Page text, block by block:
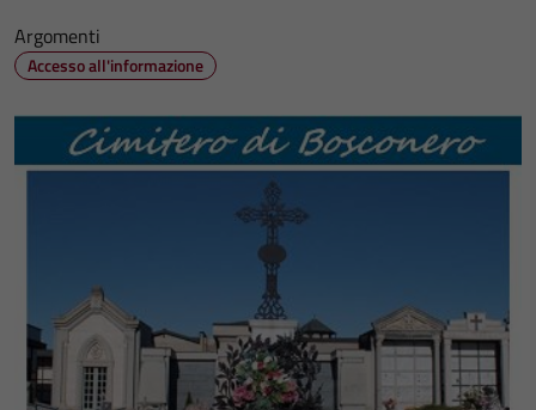
Argomenti
Accesso all'informazione